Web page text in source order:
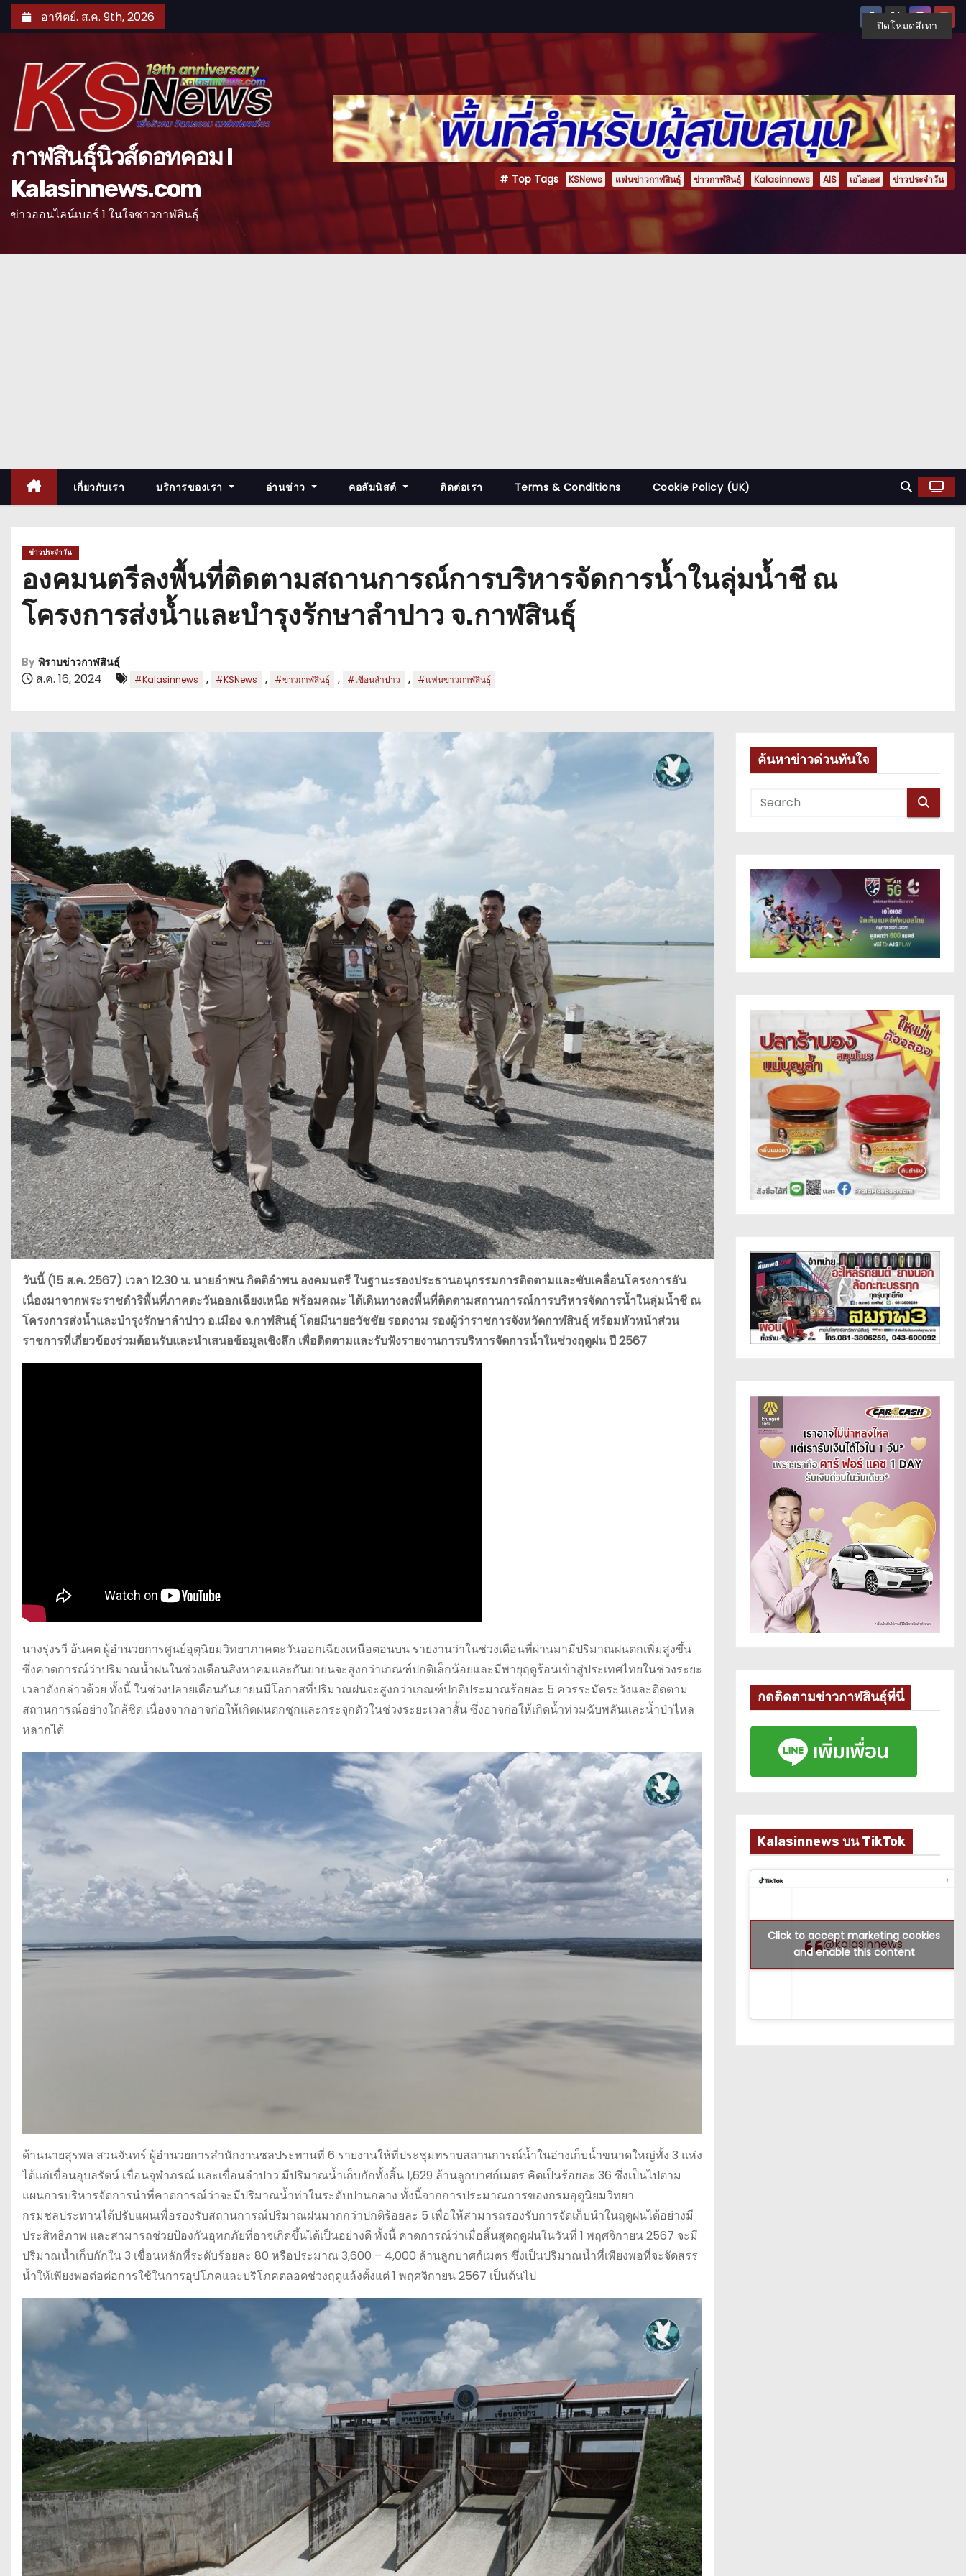
k
t
อาทิตย์. ส.ค. 9th, 2026
กาฬสินธุ์นิวส์ดอทคอม l
Kalasinnews.com
ข่าวออนไลน์เบอร์ 1 ในใจชาวกาฬสินธุ์
Top Tags KSNews แฟนข่าวกาฬสินธุ์ ข่าวกาฬสินธุ์ Kalasinnews AIS เอไอเอส ข่าวประจำวัน
เกี่ยวกับเรา บริการของเรา อ่านข่าว คอลัมนิสต์ ติดต่อเรา Terms & Conditions Cookie Policy (UK)
ข่าวประจำวัน
องคมนตรีลงพื้นที่ติดตามสถานการณ์การบริหารจัดการน้ำในลุ่มน้ำชี ณ
โครงการส่งน้ำและบำรุงรักษาลำปาว จ.กาฬสินธุ์
By พิราบข่าวกาฬสินธุ์
ส.ค. 16, 2024 #Kalasinnews , #KSNews , #ข่าวกาฬสินธุ์ , #เขื่อนลำปาว , #แฟนข่าวกาฬสินธุ์
วันนี้ (15 ส.ค. 2567) เวลา 12.30 น. นายอำพน กิตติอำพน องคมนตรี ในฐานะรองประธานอนุกรรมการติดตามและขับเคลื่อนโครงการอัน
เนื่องมาจากพระราชดำริพื้นที่ภาคตะวันออกเฉียงเหนือ พร้อมคณะ ได้เดินทางลงพื้นที่ติดตามสถานการณ์การบริหารจัดการน้ำในลุ่มน้ำชี ณ
โครงการส่งน้ำและบำรุงรักษาลำปาว อ.เมือง จ.กาฬสินธุ์ โดยมีนายธวัชชัย รอดงาม รองผู้ว่าราชการจังหวัดกาฬสินธุ์ พร้อมหัวหน้าส่วน
ราชการที่เกี่ยวข้องร่วมต้อนรับและนำเสนอข้อมูลเชิงลึก เพื่อติดตามและรับฟังรายงานการบริหารจัดการน้ำในช่วงฤดูฝน ปี 2567
นางรุ่งรวี อ้นคต ผู้อำนวยการศูนย์อุตุนิยมวิทยาภาคตะวันออกเฉียงเหนือตอนบน รายงานว่าในช่วงเดือนที่ผ่านมามีปริมาณฝนตกเพิ่มสูงขึ้น
ซึ่งคาดการณ์ว่าปริมาณน้ำฝนในช่วงเดือนสิงหาคมและกันยายนจะสูงกว่าเกณฑ์ปกติเล็กน้อยและมีพายุฤดูร้อนเข้าสู่ประเทศไทยในช่วงระยะ
เวลาดังกล่าวด้วย ทั้งนี้ ในช่วงปลายเดือนกันยายนมีโอกาสที่ปริมาณฝนจะสูงกว่าเกณฑ์ปกติประมาณร้อยละ 5 ควรระมัดระวังและติดตาม
สถานการณ์อย่างใกล้ชิด เนื่องจากอาจก่อให้เกิดฝนตกชุกและกระจุกตัวในช่วงระยะเวลาสั้น ซึ่งอาจก่อให้เกิดน้ำท่วมฉับพลันและน้ำป่าไหล
หลากได้
ด้านนายสุรพล สวนจันทร์ ผู้อำนวยการสำนักงานชลประทานที่ 6 รายงานให้ที่ประชุมทราบสถานการณ์น้ำในอ่างเก็บน้ำขนาดใหญ่ทั้ง 3 แห่ง
ได้แก่เขื่อนอุบลรัตน์ เขื่อนจุฬาภรณ์ และเขื่อนลำปาว มีปริมาณน้ำเก็บกักทั้งสิ้น 1,629 ล้านลูกบาศก์เมตร คิดเป็นร้อยละ 36 ซึ่งเป็นไปตาม
แผนการบริหารจัดการนำที่คาดการณ์ว่าจะมีปริมาณน้ำท่าในระดับปานกลาง ทั้งนี้จากการประมาณการของกรมอุตุนิยมวิทยา
กรมชลประทานได้ปรับแผนเพื่อรองรับสถานการณ์ปริมาณฝนมากกว่าปกติร้อยละ 5 เพื่อให้สามารถรองรับการจัดเก็บนำในฤดูฝนได้อย่างมี
ประสิทธิภาพ และสามารถช่วยป้องกันอุทกภัยที่อาจเกิดขึ้นได้เป็นอย่างดี ทั้งนี้ คาดการณ์ว่าเมื่อสิ้นสุดฤดูฝนในวันที่ 1 พฤศจิกายน 2567 จะมี
ปริมาณน้ำเก็บกักใน 3 เขื่อนหลักที่ระดับร้อยละ 80 หรือประมาณ 3,600 – 4,000 ล้านลูกบาศก์เมตร ซึ่งเป็นปริมาณน้ำที่เพียงพอที่จะจัดสรร
น้ำให้เพียงพอต่อต่อการใช้ในการอุปโภคและบริโภคตลอดช่วงฤดูแล้งตั้งแต่ 1 พฤศจิกายน 2567 เป็นต้นไป
ค้นหาข่าวด่วนทันใจ
กดติดตามข่าวกาฬสินธุ์ที่นี่
Kalasinnews บน TikTok
@kalasinnews
Click to accept marketing cookies
and enable this content
ปิดโหมดสีเทา